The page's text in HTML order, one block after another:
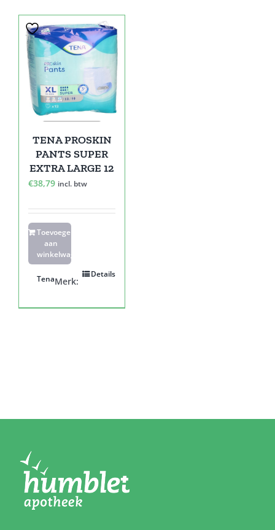
TENA PROSKIN
PANTS SUPER
EXTRA LARGE 12
€38,79 incl. btw
Toevoegen
aan
winkelwagen
Details
Merk:
Tena